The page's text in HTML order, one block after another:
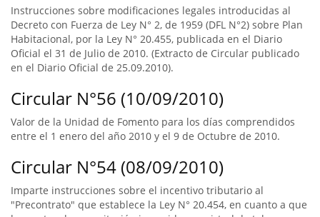
Instrucciones sobre modificaciones legales introducidas al
Decreto con Fuerza de Ley N° 2, de 1959 (DFL N°2) sobre Plan
Habitacional, por la Ley N° 20.455, publicada en el Diario
Oficial el 31 de Julio de 2010. (Extracto de Circular publicado
en el Diario Oficial de 25.09.2010).
Circular N°56 (10/09/2010)
Valor de la Unidad de Fomento para los días comprendidos
entre el 1 enero del año 2010 y el 9 de Octubre de 2010.
Circular N°54 (08/09/2010)
Imparte instrucciones sobre el incentivo tributario al
"Precontrato" que establece la Ley N° 20.454, en cuanto a que